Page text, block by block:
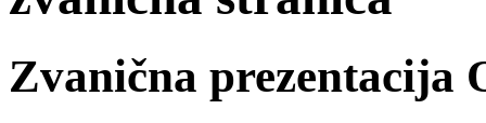
Zvanična prezentacija